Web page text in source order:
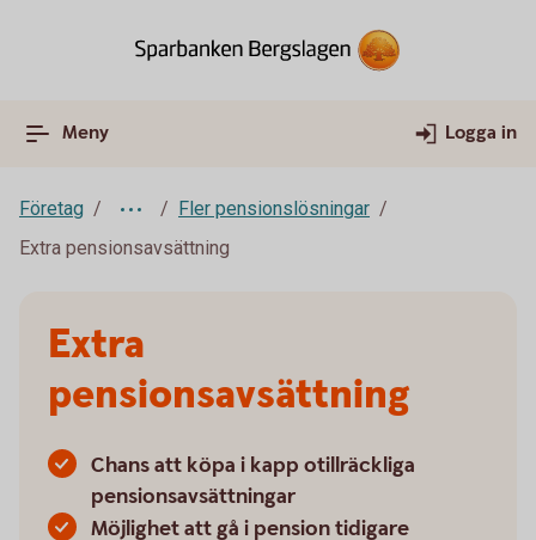
Meny Logga in
Företag
Fler pensionslösningar
Extra pensionsavsättning
Extra
pensionsavsättning
Chans att köpa i kapp otillräckliga
pensionsavsättningar
Möjlighet att gå i pension tidigare